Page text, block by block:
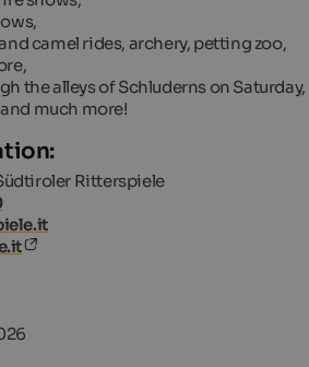
camel rides, archery, petting zoo,
the alleys of Schluderns on Saturday,
much more!
Ritterspiele